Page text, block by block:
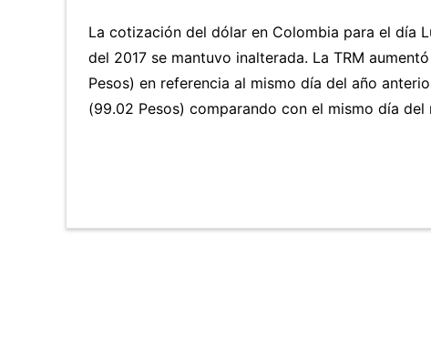
La cotización del dólar en Colombia para el día
del 2017 se mantuvo inalterada. La TRM aumentó
Pesos) en referencia al mismo día del año
(99.02 Pesos) comparando con el mismo día del